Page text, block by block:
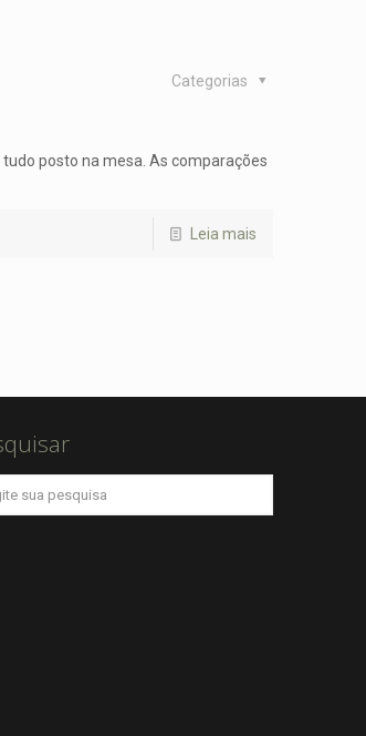
Categorias
posto na mesa. As comparações
Leia mais